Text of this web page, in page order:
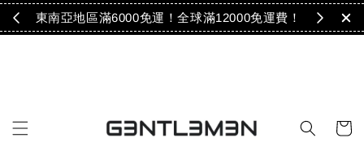
！ 東南亞地區滿6000免運！全球滿12000免運費！